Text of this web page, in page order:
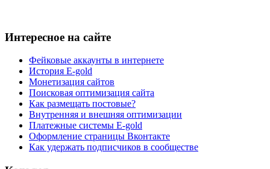
Интересное на сайте
Фейковые аккаунты в интернете
История E-gold
Монетизация сайтов
Поисковая оптимизация сайта
Как размещать постовые?
Внутренняя и внешняя оптимизации
Платежные системы E-gold
Оформление страницы Вконтакте
Как удержать подписчиков в сообществе